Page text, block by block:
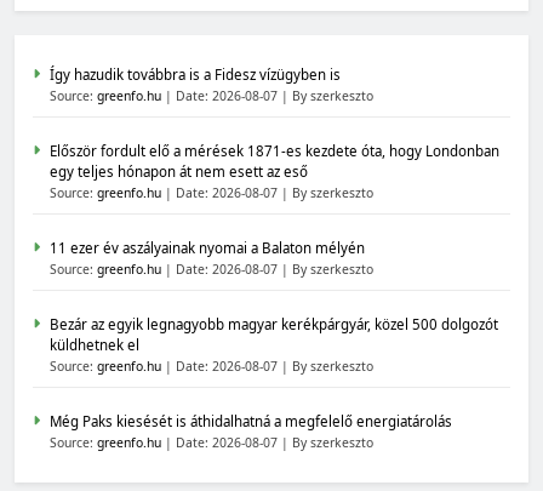
Így hazudik továbbra is a Fidesz vízügyben is
Source: greenfo.hu Date: 2026-08-07 By szerkeszto
Először fordult elő a mérések 1871-es kezdete óta, hogy Londonban
egy teljes hónapon át nem esett az eső
Source: greenfo.hu Date: 2026-08-07 By szerkeszto
11 ezer év aszályainak nyomai a Balaton mélyén
Source: greenfo.hu Date: 2026-08-07 By szerkeszto
Bezár az egyik legnagyobb magyar kerékpárgyár, közel 500 dolgozót
küldhetnek el
Source: greenfo.hu Date: 2026-08-07 By szerkeszto
Még Paks kiesését is áthidalhatná a megfelelő energiatárolás
Source: greenfo.hu Date: 2026-08-07 By szerkeszto